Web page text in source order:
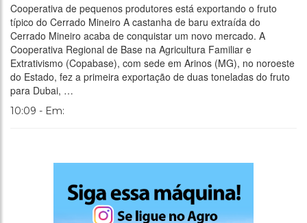
Cooperativa de pequenos produtores está exportando o fruto
típico do Cerrado Mineiro A castanha de baru extraída do
Cerrado Mineiro acaba de conquistar um novo mercado. A
Cooperativa Regional de Base na Agricultura Familiar e
Extrativismo (Copabase), com sede em Arinos (MG), no noroeste
do Estado, fez a primeira exportação de duas toneladas do fruto
para Dubai, …
10:09 - Em: